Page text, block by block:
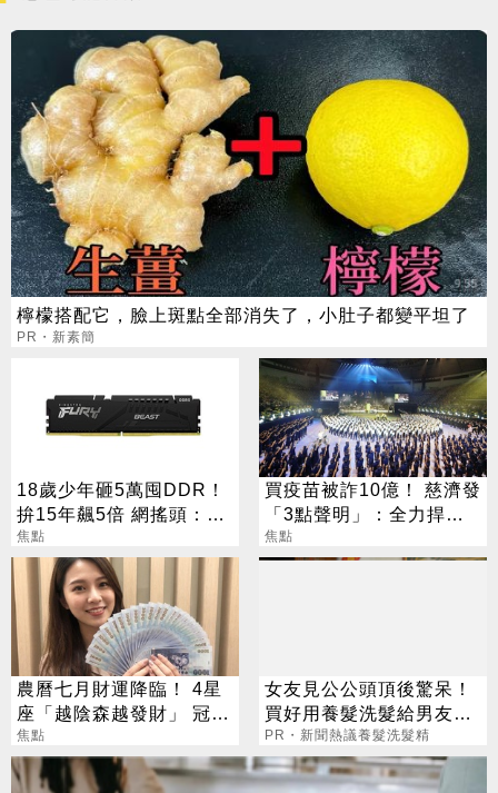
檸檬搭配它，臉上斑點全部消失了，小肚子都變平坦了
PR・新素簡
18歲少年砸5萬囤DDR！
拚15年飆5倍 網搖頭：會
報廢
焦點
買疫苗被詐10億！ 慈濟發
「3點聲明」：全力捍衛
捐款人權益
焦點
農曆七月財運降臨！ 4星
座「越陰森越發財」 冠軍
賺到翻
焦點
女友見公公頭頂後驚呆！
買好用養髮洗髮給男友引
網議論
PR・新聞熱議養髮洗髮精